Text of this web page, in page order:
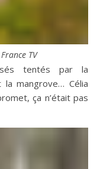
TV
tentés par la
mangrove… Célia
ça n’était pas